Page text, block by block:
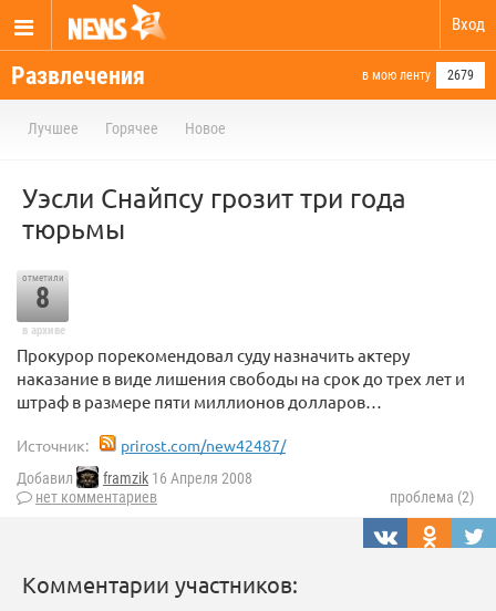
Вход
Развлечения в мою ленту 2679
Лучшее Горячее Новое
Уэсли Снайпсу грозит три года
тюрьмы
отметили
8
в архиве
Прокурор порекомендовал суду назначить актеру
наказание в виде лишения свободы на срок до трех лет и
штраф в размере пяти миллионов долларов…
Источник: prirost.com/new42487/
Добавил framzik 16 Апреля 2008
нет комментариев
проблема (2)
Комментарии участников: